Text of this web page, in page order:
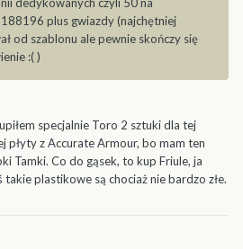
plus gwiazdy (najchętniej
od szablonu ale pewnie skończy się
:( )
specjalnie Toro 2 sztuki dla tej
płyty z Accurate Armour, bo mam ten
Tamki. Co do gąsek, to kup Friule, ja
takie plastikowe są chociaż nie bardzo złe.